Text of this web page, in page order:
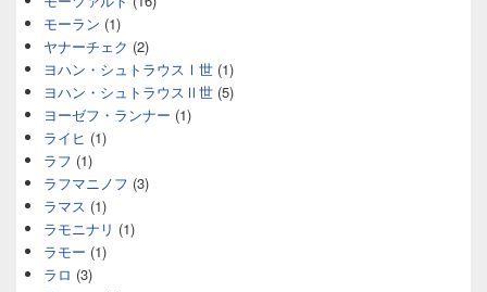
モーラン (1)
ヤナーチェク (2)
ヨハン・シュトラウスⅠ世 (1)
ヨハン・シュトラウスⅡ世 (5)
ヨーゼフ・ランナー (1)
ライヒ (1)
ラフ (1)
ラフマニノフ (3)
ラマス (1)
ラモニナリ (1)
ラモー (1)
ラロ (3)